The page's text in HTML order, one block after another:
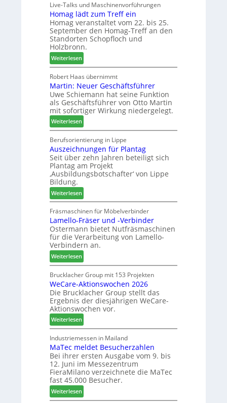
e
n
a
u
s
f
ü
r
W
e
m
h
ö
n
e
r
c
h
e
n
s
t
a
u
r
a
u
m
-
S
o
r
t
i
m
e
n
t
Live-Talks und Maschinenvorführungen
Homag lädt zum Treff ein
Homag veranstaltet vom 22. bis 25.
September den Homag-Treff an den
Standorten Schopfloch und
Holzbronn.
Weiterlesen:
H
o
m
a
g
l
ä
d
t
z
u
m
T
e
f
f
e
i
n
Robert Haas übernimmt
Martin: Neuer Geschäftsführer
Uwe Schiemann hat seine Funktion
als Geschäftsführer von Otto Martin
mit sofortiger Wirkung niedergelegt.
Weiterlesen:
M
a
r
t
i
n
N
e
u
e
r
G
e
s
c
h
ä
f
t
s
f
ü
h
r
e
r
Berufsorientierung in Lippe
Auszeichnungen für Plantag
Seit über zehn Jahren beteiligt sich
Plantag am Projekt
‚Ausbildungsbotschafter‘ von Lippe
Bildung.
Weiterlesen:
A
u
s
z
e
i
c
h
n
u
n
g
e
n
f
ü
r
P
l
a
n
t
Fräsmaschinen für Möbelverbinder
Lamello-Fräser und -Verbinder
Ostermann bietet Nutfräsmaschinen
für die Verarbeitung von Lamello-
Verbindern an.
Weiterlesen:
L
a
m
e
l
l
o
-
F
r
ä
s
e
r
u
n
Brucklacher Group mit 153 Projekten
WeCare-Aktionswochen 2026
Die Brucklacher Group stellt das
Ergebnis der diesjährigen WeCare-
Aktionswochen vor.
Weiterlesen:
W
e
C
a
r
e
-
A
k
Industriemessen in Mailand
MaTec meldet Besucherzahlen
Bei ihrer ersten Ausgabe vom 9. bis
12. Juni im Messezentrum
FieraMilano verzeichnete die MaTec
fast 45.000 Besucher.
Weiterlesen:
M